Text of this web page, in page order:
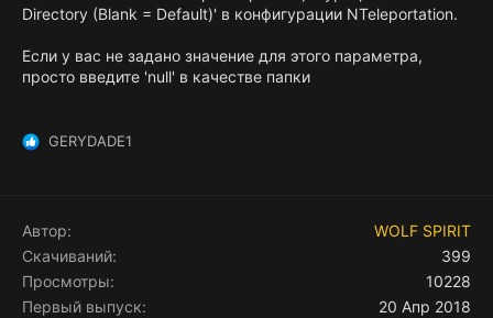
Directory (Blank = Default)' в конфигурации NTeleportation.
Если у вас не задано значение для этого параметра,
просто введите 'null' в качестве папки
Р
ц
и
:
GERYDADE1
Автор
WOLF SPIRIT
Скачиваний
399
Просмотры
10228
Первый выпуск
20 Апр 2018